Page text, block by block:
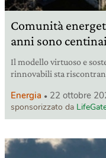
Comunità
anni sono
Il modello virtuoso e
rinnovabili sta
Energia 22 ottobre
sponsorizzato da